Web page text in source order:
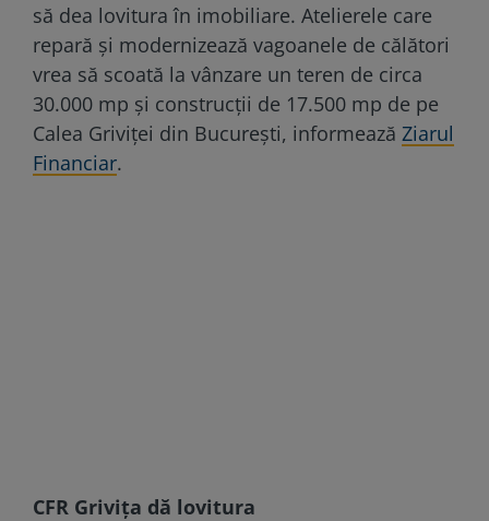
să dea lovitura în imobiliare. Atelierele care
repară și modernizează vagoanele de călători
vrea să scoată la vânzare un teren de circa
30.000 mp și construcții de 17.500 mp de pe
Calea Griviței din București, informează Ziarul
Financiar.
CFR Grivița dă lovitura